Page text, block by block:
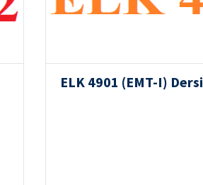
ELK 4901 (EMT-I) Dersi